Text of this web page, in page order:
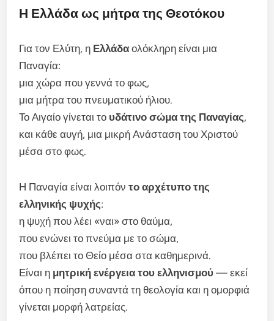
Η Ελλάδα ως μήτρα της Θεοτόκου
Για τον Ελύτη, η Ελλάδα ολόκληρη είναι μια
Παναγία:
μια χώρα που γεννά το φως,
μια μήτρα του πνευματικού ήλιου.
Το Αιγαίο γίνεται το υδάτινο σώμα της Παναγίας,
και κάθε αυγή, μια μικρή Ανάσταση του Χριστού
μέσα στο φως.
Η Παναγία είναι λοιπόντο αρχέτυπο της
ελληνικής ψυχής:
η ψυχή που λέει «ναι» στο θαύμα,
που ενώνει το πνεύμα με το σώμα,
που βλέπει το Θείο μέσα στα καθημερινά.
Είναι η μητρική ενέργεια του ελληνισμού — εκεί
όπου η ποίηση συναντά τη θεολογία και η ομορφιά
γίνεται μορφή λατρείας.